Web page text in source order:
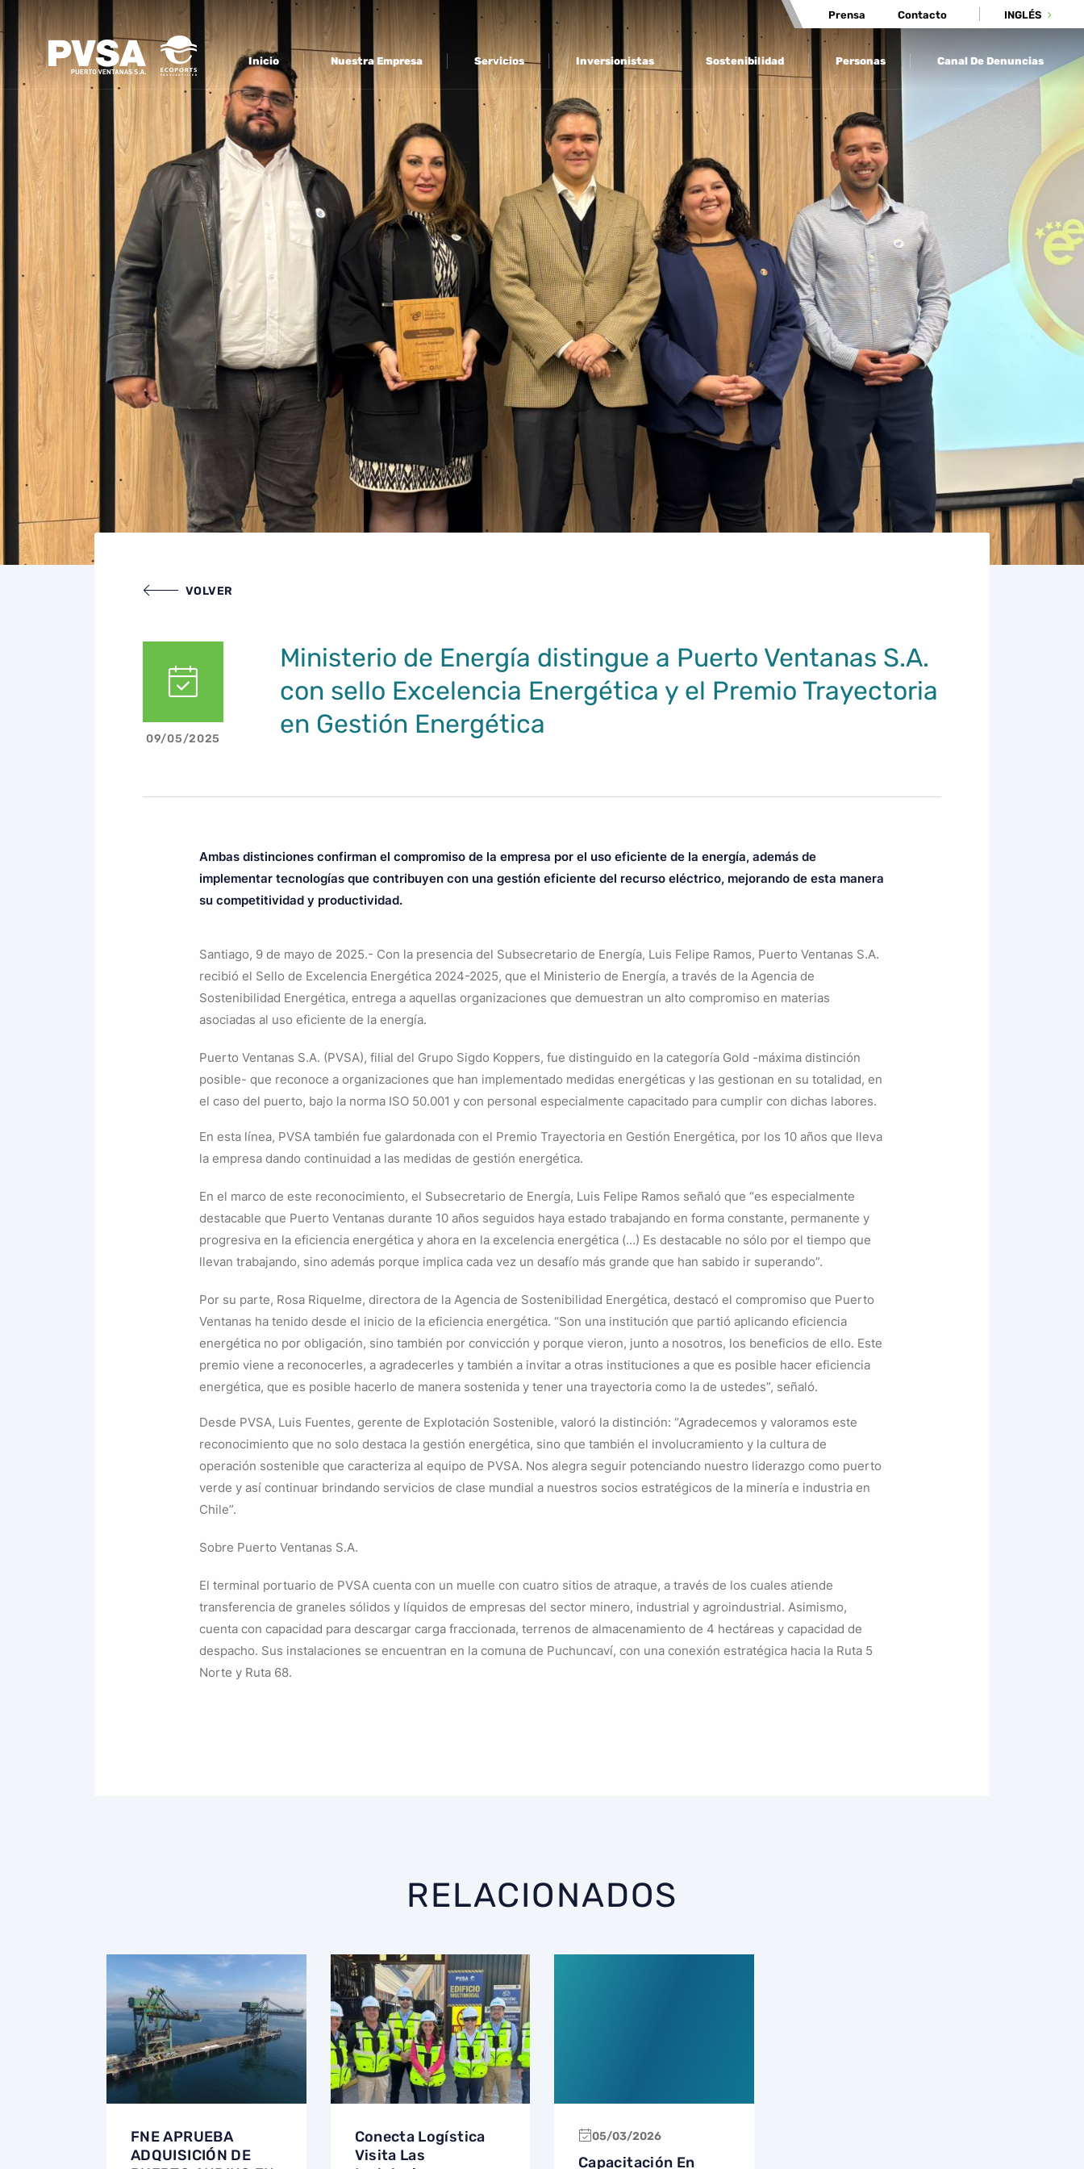
Inicio Nuestra Empresa Servicios Inversionistas Sostenibilidad Personas Canal De Denuncias
Prensa Contacto INGLÉS
VOLVER
09/05/2025
Ministerio de Energía distingue a Puerto Ventanas S.A.
con sello Excelencia Energética y el Premio Trayectoria
en Gestión Energética
Ambas distinciones confirman el compromiso de la empresa por el uso eficiente de la energía, además de
implementar tecnologías que contribuyen con una gestión eficiente del recurso eléctrico, mejorando de esta manera
su competitividad y productividad.
Santiago, 9 de mayo de 2025.- Con la presencia del Subsecretario de Energía, Luis Felipe Ramos, Puerto Ventanas S.A.
recibió el Sello de Excelencia Energética 2024-2025, que el Ministerio de Energía, a través de la Agencia de
Sostenibilidad Energética, entrega a aquellas organizaciones que demuestran un alto compromiso en materias
asociadas al uso eficiente de la energía.
Puerto Ventanas S.A. (PVSA), filial del Grupo Sigdo Koppers, fue distinguido en la categoría Gold -máxima distinción
posible- que reconoce a organizaciones que han implementado medidas energéticas y las gestionan en su totalidad, en
el caso del puerto, bajo la norma ISO 50.001 y con personal especialmente capacitado para cumplir con dichas labores.
En esta línea, PVSA también fue galardonada con el Premio Trayectoria en Gestión Energética, por los 10 años que lleva
la empresa dando continuidad a las medidas de gestión energética.
En el marco de este reconocimiento, el Subsecretario de Energía, Luis Felipe Ramos señaló que “es especialmente
destacable que Puerto Ventanas durante 10 años seguidos haya estado trabajando en forma constante, permanente y
progresiva en la eficiencia energética y ahora en la excelencia energética (…) Es destacable no sólo por el tiempo que
llevan trabajando, sino además porque implica cada vez un desafío más grande que han sabido ir superando”.
Por su parte, Rosa Riquelme, directora de la Agencia de Sostenibilidad Energética, destacó el compromiso que Puerto
Ventanas ha tenido desde el inicio de la eficiencia energética. “Son una institución que partió aplicando eficiencia
energética no por obligación, sino también por convicción y porque vieron, junto a nosotros, los beneficios de ello. Este
premio viene a reconocerles, a agradecerles y también a invitar a otras instituciones a que es posible hacer eficiencia
energética, que es posible hacerlo de manera sostenida y tener una trayectoria como la de ustedes”, señaló.
Desde PVSA, Luis Fuentes, gerente de Explotación Sostenible, valoró la distinción: “Agradecemos y valoramos este
reconocimiento que no solo destaca la gestión energética, sino que también el involucramiento y la cultura de
operación sostenible que caracteriza al equipo de PVSA. Nos alegra seguir potenciando nuestro liderazgo como puerto
verde y así continuar brindando servicios de clase mundial a nuestros socios estratégicos de la minería e industria en
Chile”.
Sobre Puerto Ventanas S.A.
El terminal portuario de PVSA cuenta con un muelle con cuatro sitios de atraque, a través de los cuales atiende
transferencia de graneles sólidos y líquidos de empresas del sector minero, industrial y agroindustrial. Asimismo,
cuenta con capacidad para descargar carga fraccionada, terrenos de almacenamiento de 4 hectáreas y capacidad de
despacho. Sus instalaciones se encuentran en la comuna de Puchuncaví, con una conexión estratégica hacia la Ruta 5
Norte y Ruta 68.
RELACIONADOS
FNE APRUEBA
ADQUISICIÓN DE
Conecta Logística
Visita Las
05/03/2026
Capacitación En